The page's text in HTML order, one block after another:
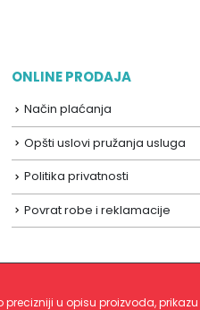
ONLINE PRODAJA
Način plaćanja
Opšti uslovi pružanja usluga
Politika privatnosti
Povrat robe i reklamacije
u opisu proizvoda,